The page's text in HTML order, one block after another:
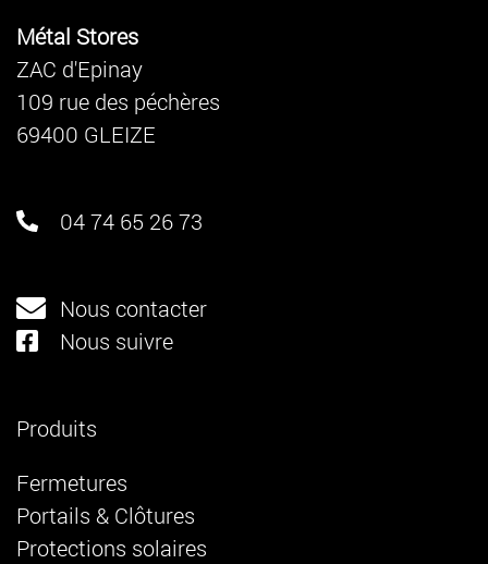
Métal Stores
ZAC d'Epinay
109 rue des péchères
69400 GLEIZE
04 74 65 26 73
Nous contacter
Nous suivre
Produits
Fermetures
Portails & Clôtures
Protections solaires